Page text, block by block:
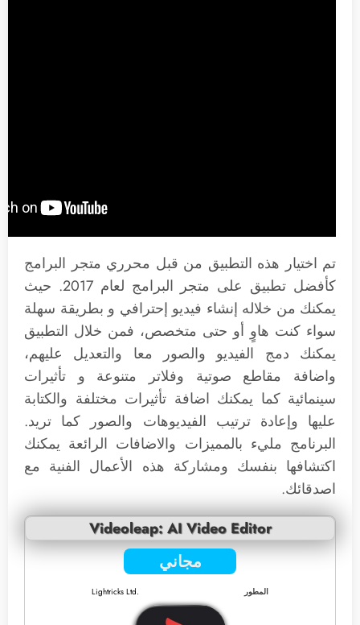
تم اختيار هذه التطبيق من قبل محرري متجر البرامج
كأفضل تطبيق على متجر البرامج لعام 2017. حيث
يمكنك من خلاله إنشاء فيديو إحترافي و بطريقة سهلة
سواء كنت هاوٍ أو حتى متخصص، فمن خلال التطبيق
يمكنك دمج الفيديو والصور معا والتعديل عليهم،
واضافة مقاطع صوتية وفلاتر متنوعة و تأثيرات
سينمائية كما يمكنك اضافة تأثيرات مختلفة والكتابة
عليها وإعادة ترتيب الفيديوهات والصور كما تريد.
البرنامج مليء بالمميزات والاضافات الرائعة يمكنك
اكتشافها بنفسك ومشاركة هذه الأعمال الفنية مع
اصدقائك.
Videoleap: AI Video Editor
مجاني
المطور Lightricks Ltd.